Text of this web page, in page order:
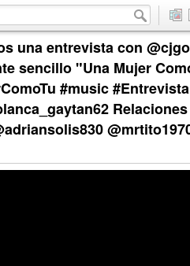
una entrevista con
sencillo "Una Mujer
#music